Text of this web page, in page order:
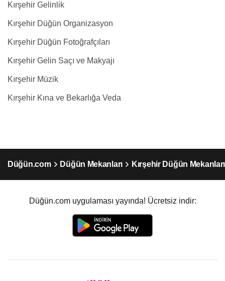
Kırşehir Gelinlik
Kırşehir Düğün Organizasyon
Kırşehir Düğün Fotoğrafçıları
Kırşehir Gelin Saçı ve Makyajı
Kırşehir Müzik
Kırşehir Kına ve Bekarlığa Veda
Düğün.com Düğün Mekanları Kırşehir Düğün Mekanları
Düğün.com uygulaması yayında! Ücretsiz indir: